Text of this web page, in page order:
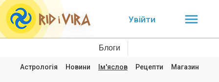
Увійти
Блоги
Астрологія Новини Ім'яслов Рецепти Магазин